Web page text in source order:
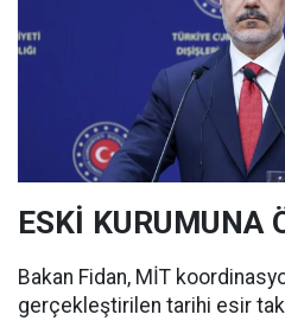
ESKİ KURUMUNA
Bakan Fidan, MİT
gerçekleştirilen tarihi esir